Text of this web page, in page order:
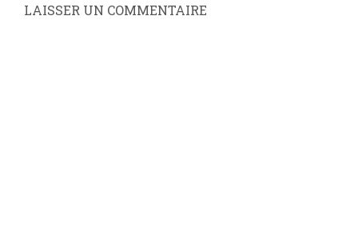
LAISSER UN COMMENTAIRE